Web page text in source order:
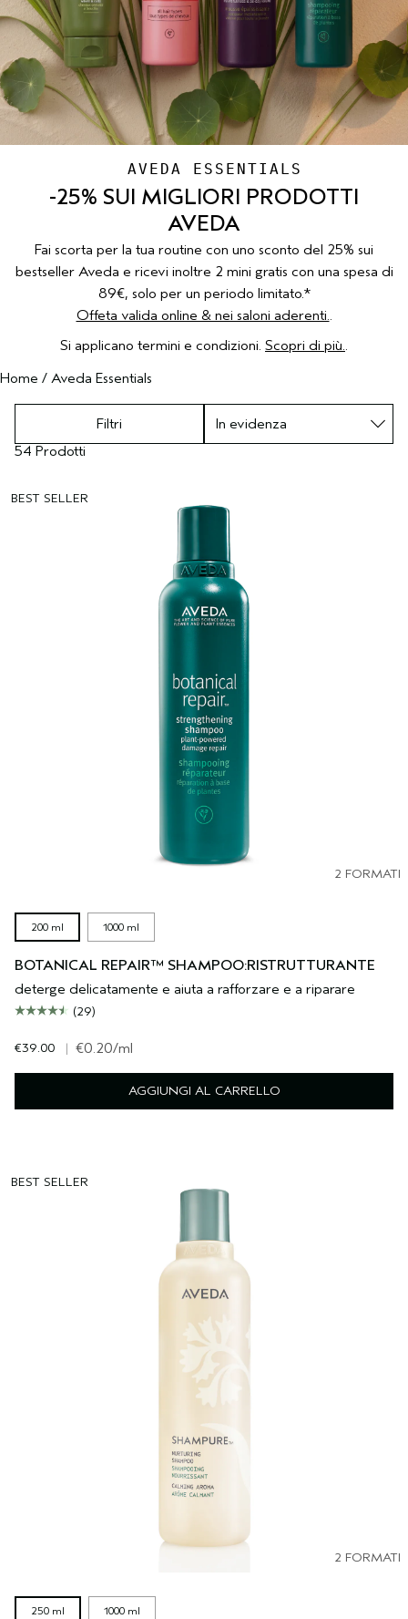
CUOIO CAPELLUTO SENSIBILE
PURE ABUNDANCE
TUTTE LE COLLEZIONI
VIAGGIO
-25% SUI MIGLIORI PRODOTTI
AVEDA
Fai scorta per la tua routine con uno sconto del 25% sui
bestseller Aveda e ricevi inoltre 2 mini gratis con una spesa di
89€, solo per un periodo limitato.*
Offeta valida online & nei saloni aderenti..
Si applicano termini e condizioni. Scopri di più..
Home / Aveda Essentials
Filtri
54 Prodotti
BEST SELLER
2 FORMATI
200 ml 1000 ml
BOTANICAL REPAIR™ SHAMPOO:RISTRUTTURANTE
deterge delicatamente e aiuta a rafforzare e a riparare
(29)
€39.00 | €0.20/ml
AGGIUNGI AL CARRELLO
BEST SELLER
2 FORMATI
250 ml 1000 ml